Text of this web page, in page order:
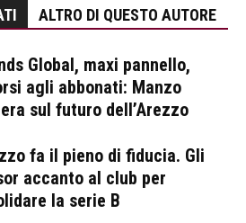
ALTRO DI QUESTO AUTORE
Global, maxi pannello,
agli abbonati: Manzo
sul futuro dell’Arezzo
fa il pieno di fiducia. Gli
accanto al club per
la serie B